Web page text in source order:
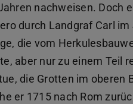
nachweisen. Doch
durch Landgraf Carl
die vom
aber nur zu einem Teil
die Grotten im oberen
er 1715 nach Rom